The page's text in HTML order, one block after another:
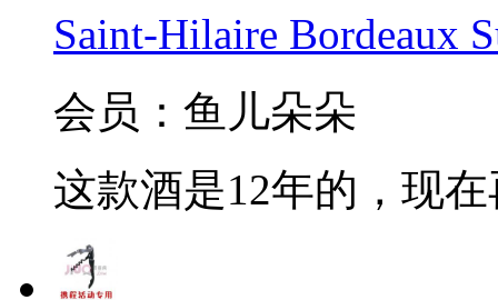
Saint-Hilaire Bordeaux
会员：鱼儿朵朵
这款酒是12年的，现